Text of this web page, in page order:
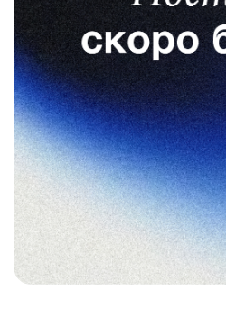
О нас
Авторы